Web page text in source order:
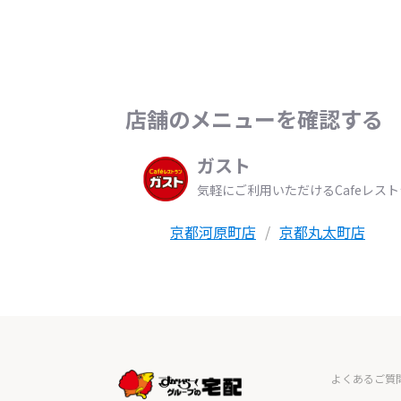
店舗のメニューを確認する
ガスト
気軽にご利用いただけるCafeレス
京都河原町店 京都丸太町店
よくあるご質